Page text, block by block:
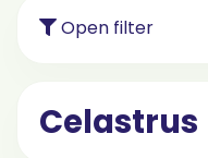
Open filter
Celastrus